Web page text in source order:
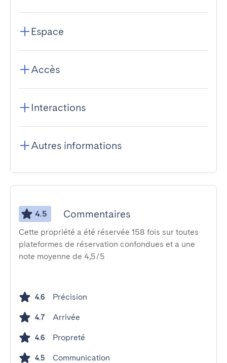
Espace
Accès
Interactions
Autres informations
4.5 Commentaires
Cette propriété a été réservée 158 fois sur toutes
plateformes de réservation confondues et a une
note moyenne de 4,5/5
4.6 Précision
4.7 Arrivée
4.6 Propreté
4.5 Communication